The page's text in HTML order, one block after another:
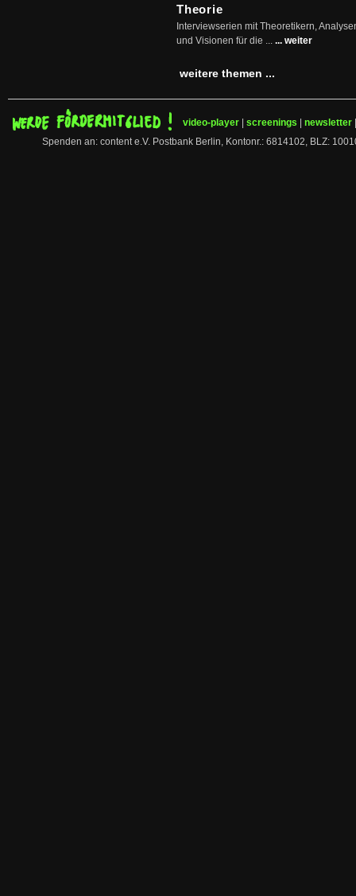
Theorie
Interviewserien mit Theoretikern,
und Visionen für die ... ... weiter
weitere themen ...
video-player screenings newsletter
Spenden an: content e.V. Postbank Berlin, Kontonr.: 6814102, BLZ: